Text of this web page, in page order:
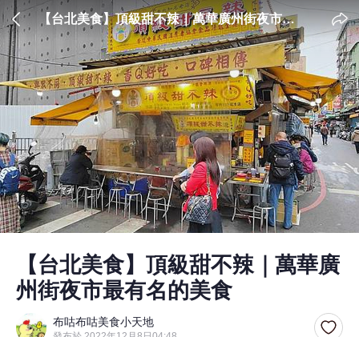
【台北美食】頂級甜不辣｜萬華廣州街夜市最
有名的美食
【台北美食】頂級甜不辣｜萬華廣
州街夜市最有名的美食
布咕布咕美食小天地